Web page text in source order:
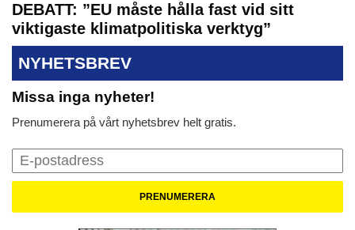
DEBATT: ”EU måste hålla fast vid sitt
viktigaste klimatpolitiska verktyg”
NYHETSBREV
Missa inga nyheter!
Prenumerera på vårt nyhetsbrev helt gratis.